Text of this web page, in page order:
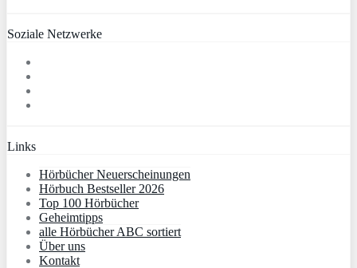
Soziale Netzwerke
Links
Hörbücher Neuerscheinungen
Hörbuch Bestseller 2026
Top 100 Hörbücher
Geheimtipps
alle Hörbücher ABC sortiert
Über uns
Kontakt